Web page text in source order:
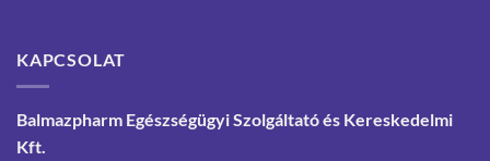
KAPCSOLAT
Balmazpharm Egészségügyi Szolgáltató és Kereskedelmi
Kft.